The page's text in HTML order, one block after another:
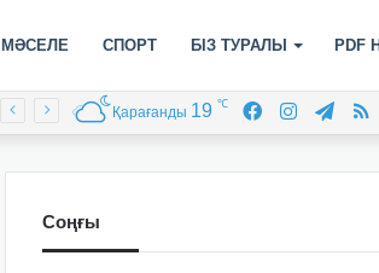
МӘСЕЛЕ СПОРТ БІЗ ТУРАЛЫ PDF
Instagram
Facebook
Қарағанды 19 ℃
Соңғы